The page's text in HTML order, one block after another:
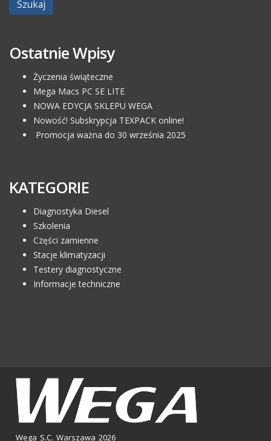
Ostatnie Wpisy
Życzenia świąteczne
Mega Macs PC SE LITE
NOWA EDYCJA SKLEPU WEGA
Nowość! Subskrypcja TEXPACK online!
Promocja ważna do 30 września 2025
KATEGORIE
Diagnostyka Diesel
Szkolenia
Części zamienne
Stacje klimatyzacji
Testery diagnostyczne
Informacje techniczne
Wega S.C. Warszawa 2026